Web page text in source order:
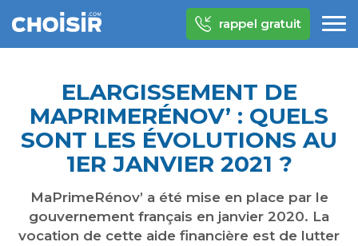
rappel gratuit
ELARGISSEMENT DE
MAPRIMERÉNOV’ : QUELS
SONT LES ÉVOLUTIONS AU
1ER JANVIER 2021 ?
MaPrimeRénov’ a été mise en place par le
gouvernement français en janvier 2020. La
vocation de cette aide financière est de lutter